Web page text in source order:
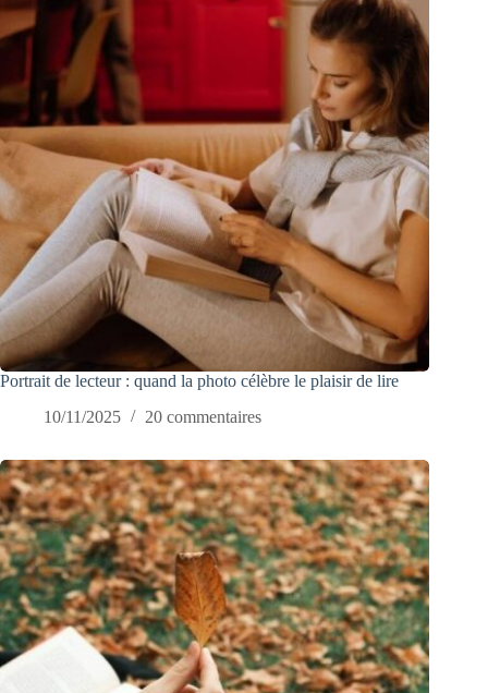
Portrait de lecteur : quand la photo célèbre le plaisir de lire
10/11/2025
20 commentaires